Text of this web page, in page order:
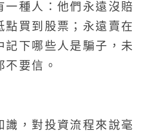
一種人：他們永遠沒賠
點買到股票；永遠賣在
記下哪些人是騙子，未
要信。
識，對投資流程來說毫